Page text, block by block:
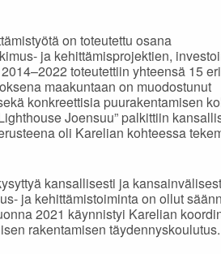
on toteutettu osana
ja kehittämisprojektien,
toteutettiin yhteensä 15
maakuntaan on muodostunut
konkreettisia puurakentamisen
Joensuu” palkittiin
oli Karelian kohteessa
kansallisesti ja
ja kehittämistoiminta on ollut
2021 käynnistyi Karelian
rakentamisen täydennyskoulutus.